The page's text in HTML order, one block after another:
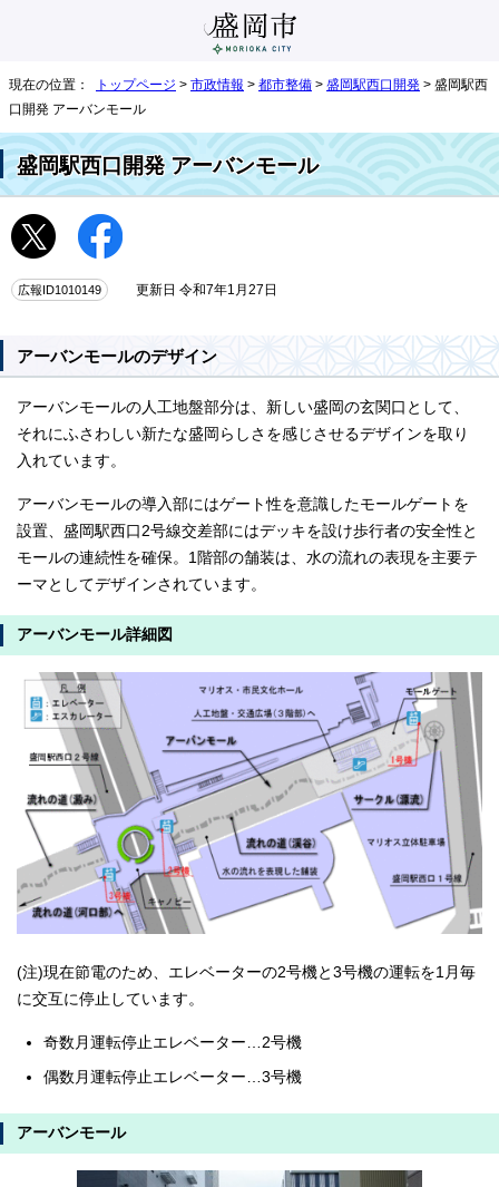
現在の位置： トップページ > 市政情報 > 都市整備 > 盛岡駅西口開発 > 盛岡駅西
口開発 アーバンモール
盛岡駅西口開発 アーバンモール
広報ID1010149 更新日 令和7年1月27日
アーバンモールのデザイン
アーバンモールの人工地盤部分は、新しい盛岡の玄関口として、
それにふさわしい新たな盛岡らしさを感じさせるデザインを取り
入れています。
アーバンモールの導入部にはゲート性を意識したモールゲートを
設置、盛岡駅西口2号線交差部にはデッキを設け歩行者の安全性と
モールの連続性を確保。1階部の舗装は、水の流れの表現を主要テ
ーマとしてデザインされています。
アーバンモール詳細図
(注)現在節電のため、エレベーターの2号機と3号機の運転を1月毎
に交互に停止しています。
奇数月運転停止エレベーター…2号機
偶数月運転停止エレベーター…3号機
アーバンモール